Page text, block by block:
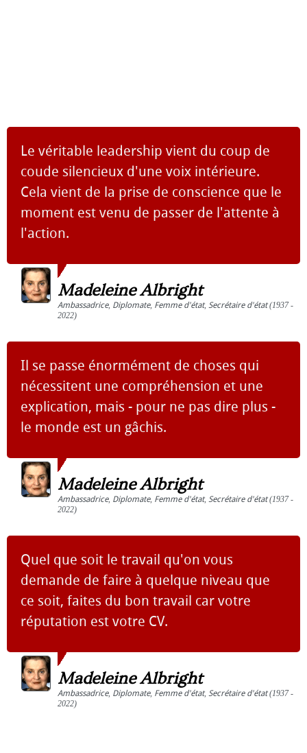
Le véritable leadership vient du coup de
coude silencieux d'une voix intérieure.
Cela vient de la prise de conscience que le
moment est venu de passer de l'attente à
l'action.
Madeleine Albright
Ambassadrice, Diplomate, Femme d'état, Secrétaire d'état(1937 -
2022)
Il se passe énormément de choses qui
nécessitent une compréhension et une
explication, mais - pour ne pas dire plus -
le monde est un gâchis.
Madeleine Albright
Ambassadrice, Diplomate, Femme d'état, Secrétaire d'état(1937 -
2022)
Quel que soit le travail qu'on vous
demande de faire à quelque niveau que
ce soit, faites du bon travail car votre
réputation est votre CV.
Madeleine Albright
Ambassadrice, Diplomate, Femme d'état, Secrétaire d'état(1937 -
2022)